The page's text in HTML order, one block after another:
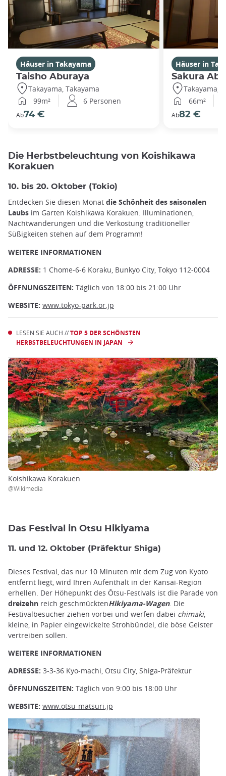
Häuser in Takayama
Taisho Aburaya
Takayama, Takayama
99m²
6 Personen
Ab74 €
Häuser in
Sakura
Takayama,
66m²
Ab82 €
Die Herbstbeleuchtung von Koishikawa
Korakuen
10. bis 20. Oktober (Tokio)
Entdecken Sie diesen Monat die Schönheit des saisonalen
Laubs im Garten Koishikawa Korakuen. Illuminationen,
Nachtwanderungen und die Verkostung traditioneller
Süßigkeiten stehen auf dem Programm!
WEITERE INFORMATIONEN
ADRESSE: 1 Chome-6-6 Koraku, Bunkyo City, Tokyo 112-0004
ÖFFNUNGSZEITEN: Täglich von 18:00 bis 21:00 Uhr
WEBSITE: www.tokyo-park.or.jp
LESEN SIE AUCH //TOP 5 DER SCHÖNSTEN
HERBSTBELEUCHTUNGEN IN JAPAN
Koishikawa Korakuen
@Wikimedia
Das Festival in Otsu Hikiyama
11. und 12. Oktober (Präfektur Shiga)
Dieses Festival, das nur 10 Minuten mit dem Zug von Kyoto
entfernt liegt, wird Ihren Aufenthalt in der Kansai-Region
erhellen. Der Höhepunkt des Ōtsu-Festivals ist die Parade von
dreizehn reich geschmücktenHikiyama-Wagen. Die
Festivalbesucher ziehen vorbei und werfen dabei chimaki,
kleine, in Papier eingewickelte Strohbündel, die böse Geister
vertreiben sollen.
WEITERE INFORMATIONEN
ADRESSE: 3-3-36 Kyo-machi, Otsu City, Shiga-Präfektur
ÖFFNUNGSZEITEN: Täglich von 9:00 bis 18:00 Uhr
WEBSITE: www.otsu-matsuri.jp